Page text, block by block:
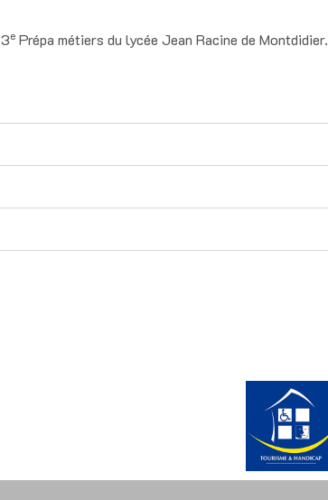
e Prépa métiers du lycée Jean Racine de Montdidier.